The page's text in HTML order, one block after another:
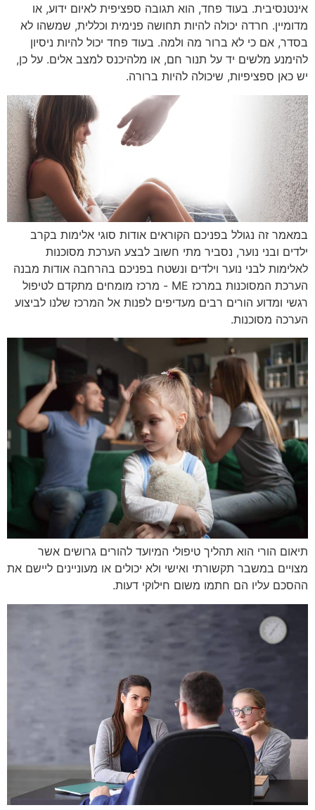
אינטנסיבית. בעוד פחד, הוא תגובה ספציפית לאיום ידוע, או
מדומיין. חרדה יכולה להיות תחושה פנימית וכללית, שמשהו לא
בסדר, אם כי לא ברור מה ולמה. בעוד פחד יכול להיות ניסיון
להימנע מלשים יד על תנור חם, או מלהיכנס למצב אלים. על כן,
יש כאן ספציפיות, שיכולה להיות ברורה.
במאמר זה נגולל בפניכם הקוראים אודות סוגי אלימות בקרב
ילדים ובני נוער, נסביר מתי חשוב לבצע הערכת מסוכנות
לאלימות לבני נוער וילדים ונשטח בפניכם בהרחבה אודות מבנה
הערכת המסוכנות במרכז ME - מרכז מומחים מתקדם לטיפול
רגשי ומדוע הורים רבים מעדיפים לפנות אל המרכז שלנו לביצוע
הערכה מסוכנות.
תיאום הורי הוא תהליך טיפולי המיועד להורים גרושים אשר
מצויים במשבר תקשורתי ואישי ולא יכולים או מעוניינים ליישם את
ההסכם עליו הם חתמו משום חילוקי דעות.